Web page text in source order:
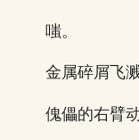
嗤。
金属碎屑飞溅
傀儡的右臂